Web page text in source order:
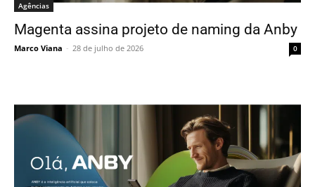
Agências
Magenta assina projeto de naming da Anby
Marco Viana - 28 de julho de 2026 0